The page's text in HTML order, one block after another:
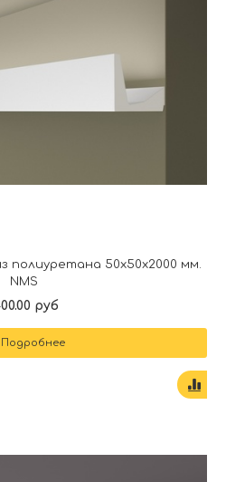
полиуретана 50x50x2000 мм.
NMS
руб
Подробнее